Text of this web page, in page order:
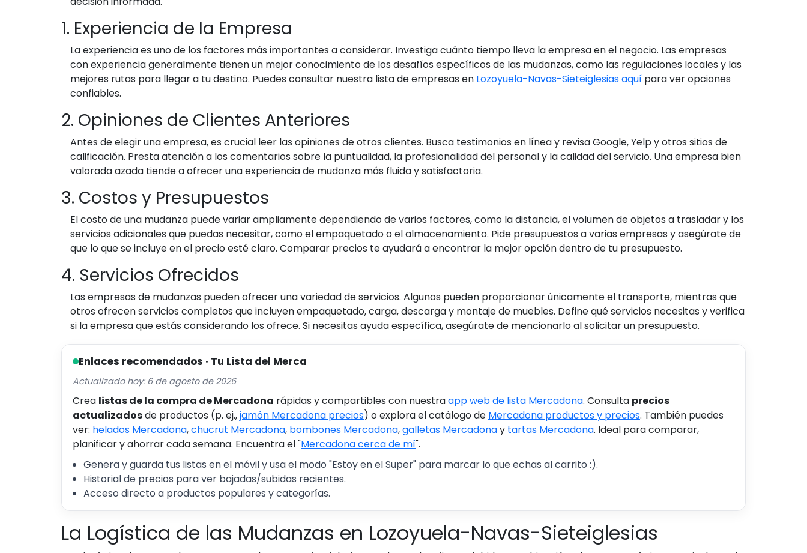
1. Experiencia de la Empresa
La experiencia es uno de los factores más importantes a considerar. Investiga cuánto tiempo lleva la empresa en el negocio. Las empresas
con experiencia generalmente tienen un mejor conocimiento de los desafíos específicos de las mudanzas, como las regulaciones locales y las
mejores rutas para llegar a tu destino. Puedes consultar nuestra lista de empresas en Lozoyuela-Navas-Sieteiglesias aquí para ver opciones
confiables.
2. Opiniones de Clientes Anteriores
Antes de elegir una empresa, es crucial leer las opiniones de otros clientes. Busca testimonios en línea y revisa Google, Yelp y otros sitios de
calificación. Presta atención a los comentarios sobre la puntualidad, la profesionalidad del personal y la calidad del servicio. Una empresa bien
valorada azada tiende a ofrecer una experiencia de mudanza más fluida y satisfactoria.
3. Costos y Presupuestos
El costo de una mudanza puede variar ampliamente dependiendo de varios factores, como la distancia, el volumen de objetos a trasladar y los
servicios adicionales que puedas necesitar, como el empaquetado o el almacenamiento. Pide presupuestos a varias empresas y asegúrate de
que lo que se incluye en el precio esté claro. Comparar precios te ayudará a encontrar la mejor opción dentro de tu presupuesto.
4. Servicios Ofrecidos
Las empresas de mudanzas pueden ofrecer una variedad de servicios. Algunos pueden proporcionar únicamente el transporte, mientras que
otros ofrecen servicios completos que incluyen empaquetado, carga, descarga y montaje de muebles. Define qué servicios necesitas y verifica
si la empresa que estás considerando los ofrece. Si necesitas ayuda específica, asegúrate de mencionarlo al solicitar un presupuesto.
Enlaces recomendados · Tu Lista del Merca
Actualizado hoy: 6 de agosto de 2026
Crea listas de la compra de Mercadona rápidas y compartibles con nuestraapp web de lista Mercadona. Consulta precios
actualizadosde productos (p. ej.,jamón Mercadona precios) o explora el catálogo de Mercadona productos y precios. También puedes
ver: helados Mercadona,chucrut Mercadona, bombones Mercadona,galletas Mercadonay tartas Mercadona. Ideal para comparar,
planificar y ahorrar cada semana. Encuentra el "Mercadona cerca de mí".
Genera y guarda tus listas en el móvil y usa el modo "Estoy en el Super" para marcar lo que echas al carrito :).
Historial de precios para ver bajadas/subidas recientes.
Acceso directo a productos populares y categorías.
La Logística de las Mudanzas en Lozoyuela-Navas-Sieteiglesias